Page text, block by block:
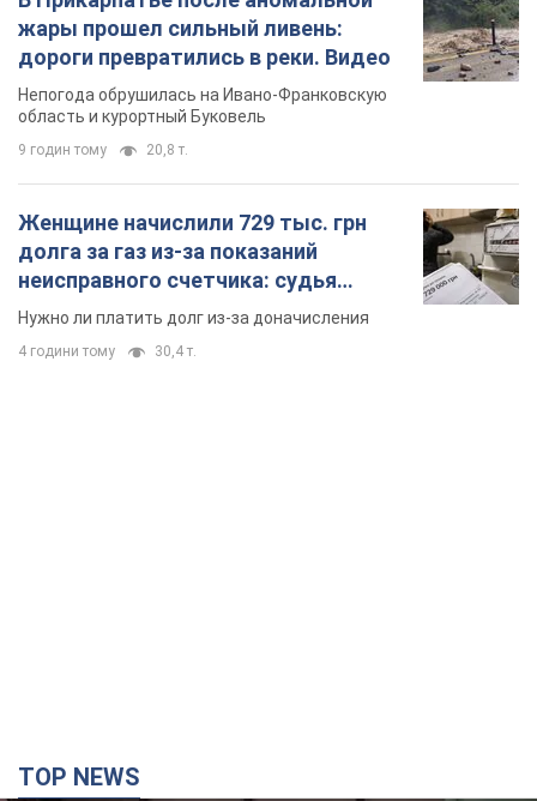
долга за газ из-за показаний
неисправного счетчика: судья
вынес неожиданное решение
4 години тому 30,4 т.